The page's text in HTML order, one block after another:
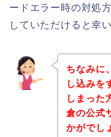
ードエラー時の対処
していただけると幸い
ちなみに
し込みを
しまった
倉の公式
かがでし